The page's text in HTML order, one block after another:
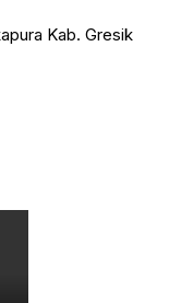
Kab. Gresik